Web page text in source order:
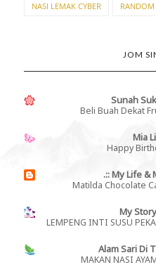
NASI LEMAK CYBER RANDOM
JOM
Sunah
Beli Buah Dekat
Mia
Happy
.:: My Life &
Matilda Chocolate
My
LEMPENG INTI SUSU
Alam Sari Di
MAKAN NASI